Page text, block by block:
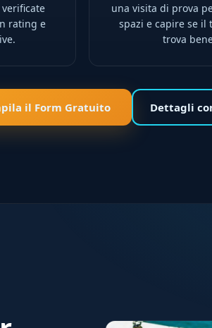
rating e
una visita di prova
spazi e capire se il
trova
il Form Gratuito Dettagli